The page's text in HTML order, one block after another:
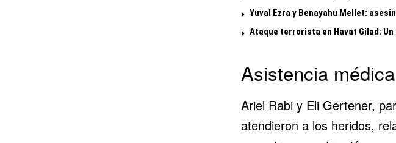
Yuval Ezra y Benayahu Mellet:
Ataque terrorista en Havat Gilad:
Asistencia
Ariel Rabi y Eli Gertener,
atendieron a los heridos,